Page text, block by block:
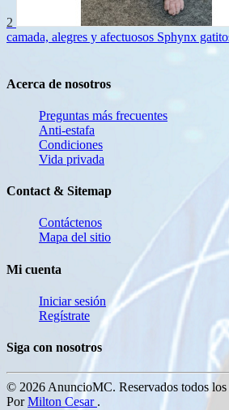
2
camada, alegres y afectuosos Sphynx
Acerca de nosotros
Preguntas más frecuentes
Anti-estafa
Condiciones
Vida privada
Contact & Sitemap
Contáctenos
Mapa del sitio
Mi cuenta
Iniciar sesión
Regístrate
Siga con nosotros
© 2026 AnuncioMC. Reservados todos los
PorMilton Cesar .